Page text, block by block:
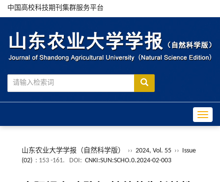
中国高校科技期刊集群服务平台
山东农业大学学报（自然科学版） ›› 2024, Vol. 55 ›› Issue
(02) : 153 -161. DOI: CNKI:SUN:SCHO.0.2024-02-003